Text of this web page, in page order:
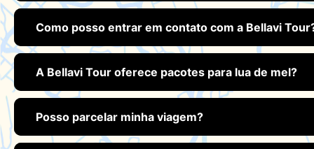
Como posso entrar em contato com a Bellavi
A Bellavi Tour oferece pacotes para lua de mel?
Posso parcelar minha viagem?